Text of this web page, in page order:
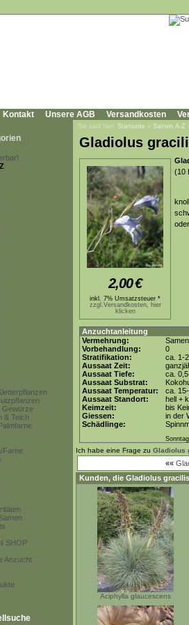
Kontakt Unsere AGB Versandkosten
Gewürze
& Teich
Farne
SHOP
Anzucht
Sie sind hier: Startseite » Samen A-Z
Gladiolus
2,00€
inkl. 7% Umsatzsteuer *
zzgl.Versandkosten, hier
klicken
(10
Anzuchtanleitung
Vermehrung:
Vorbehandlung:
0
Stratifikation:
ca. 1-
Aussaat Zeit:
Aussaat Tiefe:
ca.
Aussaat Substrat:
Aussaat Temperatur:
ca.
Aussaat Standort:
hell +
Keimzeit:
bis
Giessen:
in der
Schädlinge:
Ich habe eine Frage zu Gladiolus
««
Kunden, die Gladiolus gracilis
Aciphylla glaucescens